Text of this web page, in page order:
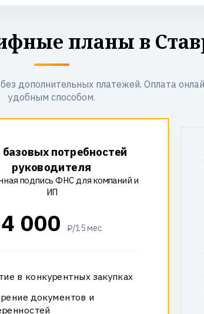
планы в
дополнительных платежей. Оплата
удобным способом.
потребностей
руководителя
подпись ФНС для компаний и
ИП
4 000 ₽/15 мес
в конкурентных закупках
документов и